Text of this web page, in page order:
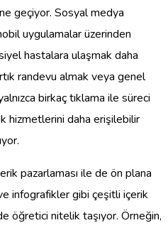
geçiyor. Sosyal medya
uygulamalar üzerinden
hastalara ulaşmak daha
randevu almak veya genel
birkaç tıklama ile süreci
hizmetlerini daha erişilebilir
pazarlaması ile de ön plana
infografikler gibi çeşitli içerik
öğretici nitelik taşıyor. Örneğin,